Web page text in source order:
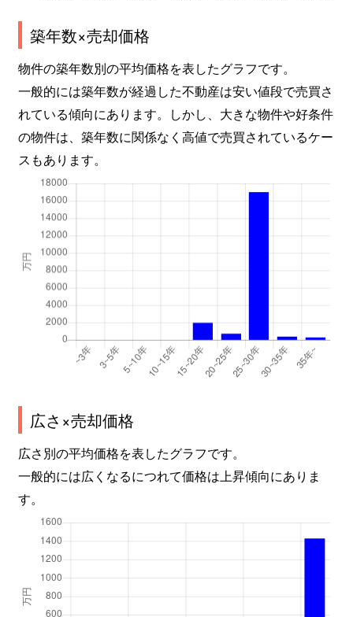
築年数×売却価格
物件の築年数別の平均価格を表したグラフです。
一般的には築年数が経過した不動産は安い値段で売買さ
れている傾向にあります。しかし、大きな物件や好条件
の物件は、築年数に関係なく高値で売買されているケー
スもあります。
広さ×売却価格
広さ別の平均価格を表したグラフです。
一般的には広くなるにつれて価格は上昇傾向にありま
す。